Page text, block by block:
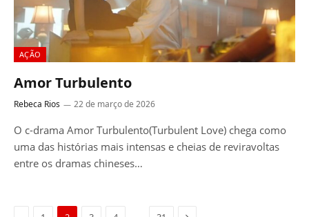
AÇÃO
Amor Turbulento
Rebeca Rios 22 de março de 2026
O c-drama Amor Turbulento(Turbulent Love) chega como
uma das histórias mais intensas e cheias de reviravoltas
entre os dramas chineses…